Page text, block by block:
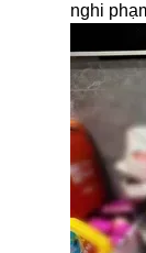
nghi